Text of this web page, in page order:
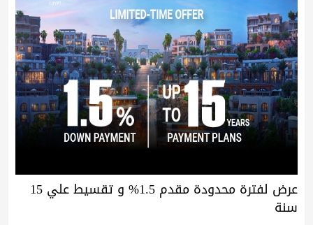
عرض لفترة محدودة مقدم 1.5% و تقسيط علي 15
سنة